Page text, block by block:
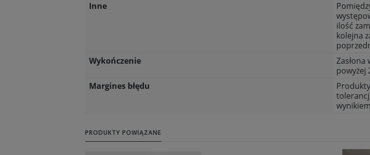
Inne
ilość
kolejna
Wykończenie
Zasłona
powyżej
Margines błędu
PRODUKTY POWIĄZANE